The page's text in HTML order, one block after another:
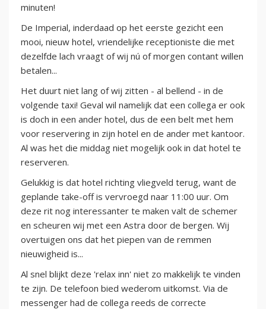
minuten!
De Imperial, inderdaad op het eerste gezicht een
mooi, nieuw hotel, vriendelijke receptioniste die met
dezelfde lach vraagt of wij nú of morgen contant willen
betalen...
Het duurt niet lang of wij zitten - al bellend - in de
volgende taxi! Geval wil namelijk dat een collega er ook
is doch in een ander hotel, dus de een belt met hem
voor reservering in zijn hotel en de ander met kantoor.
Al was het die middag niet mogelijk ook in dat hotel te
reserveren.
Gelukkig is dat hotel richting vliegveld terug, want de
geplande take-off is vervroegd naar 11:00 uur. Om
deze rit nog interessanter te maken valt de schemer
en scheuren wij met een Astra door de bergen. Wij
overtuigen ons dat het piepen van de remmen
nieuwigheid is...
Al snel blijkt deze 'relax inn' niet zo makkelijk te vinden
te zijn. De telefoon bied wederom uitkomst. Via de
messenger had de collega reeds de correcte